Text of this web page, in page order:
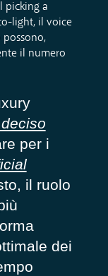
picking a
light, il voice
il numero
per i
il ruolo
dei